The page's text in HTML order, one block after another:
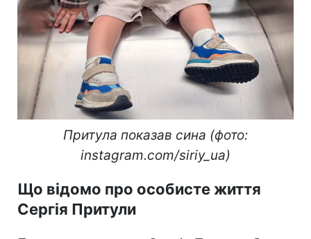
Притула показав сина (фото:
instagram.com/siriy_ua)
Що відомо про особисте життя
Сергія Притули